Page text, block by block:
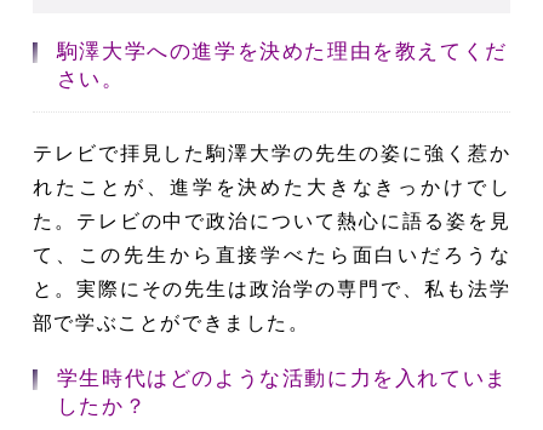
駒澤大学への進学を決めた理由を教えてくだ
さい。
テレビで拝見した駒澤大学の先生の姿に強く惹か
れたことが、進学を決めた大きなきっかけでし
た。テレビの中で政治について熱心に語る姿を見
て、この先生から直接学べたら面白いだろうな
と。実際にその先生は政治学の専門で、私も法学
部で学ぶことができました。
学生時代はどのような活動に力を入れていま
したか？